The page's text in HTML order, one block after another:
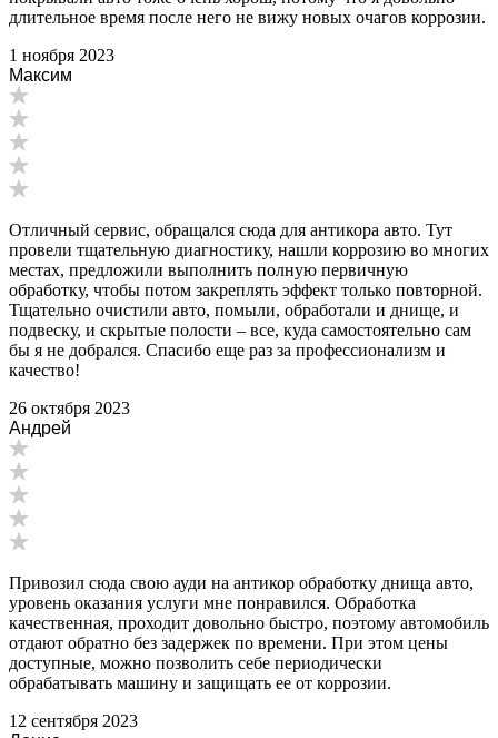
длительное время после него не вижу новых очагов коррозии.
1 ноября 2023
Максим
Отличный сервис, обращался сюда для антикора авто. Тут
провели тщательную диагностику, нашли коррозию во многих
местах, предложили выполнить полную первичную
обработку, чтобы потом закреплять эффект только повторной.
Тщательно очистили авто, помыли, обработали и днище, и
подвеску, и скрытые полости – все, куда самостоятельно сам
бы я не добрался. Спасибо еще раз за профессионализм и
качество!
26 октября 2023
Андрей
Привозил сюда свою ауди на антикор обработку днища авто,
уровень оказания услуги мне понравился. Обработка
качественная, проходит довольно быстро, поэтому автомобиль
отдают обратно без задержек по времени. При этом цены
доступные, можно позволить себе периодически
обрабатывать машину и защищать ее от коррозии.
12 сентября 2023